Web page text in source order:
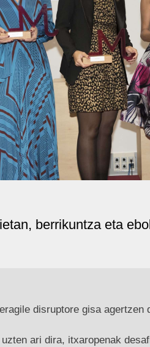
berrikuntza eta
disruptore gisa agertzen
ari dira, itxaropenak